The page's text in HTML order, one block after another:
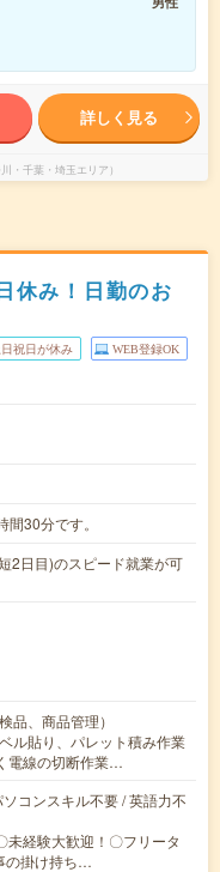
詳しく見る
・千葉・埼玉エリア）
休み！日勤のお
日祝日が休み WEB登録OK
30分です。
2日目)のスピード就業が可
品、商品管理）
ル貼り、パレット積み作業
電線の切断作業…
コンスキル不要 / 英語力不
未経験大歓迎！〇フリータ
の掛け持ち…